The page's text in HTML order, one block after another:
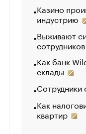
Казино
индустрию
Выживают
сотрудников
Как банк
склады
Сотрудники
Как
квартир